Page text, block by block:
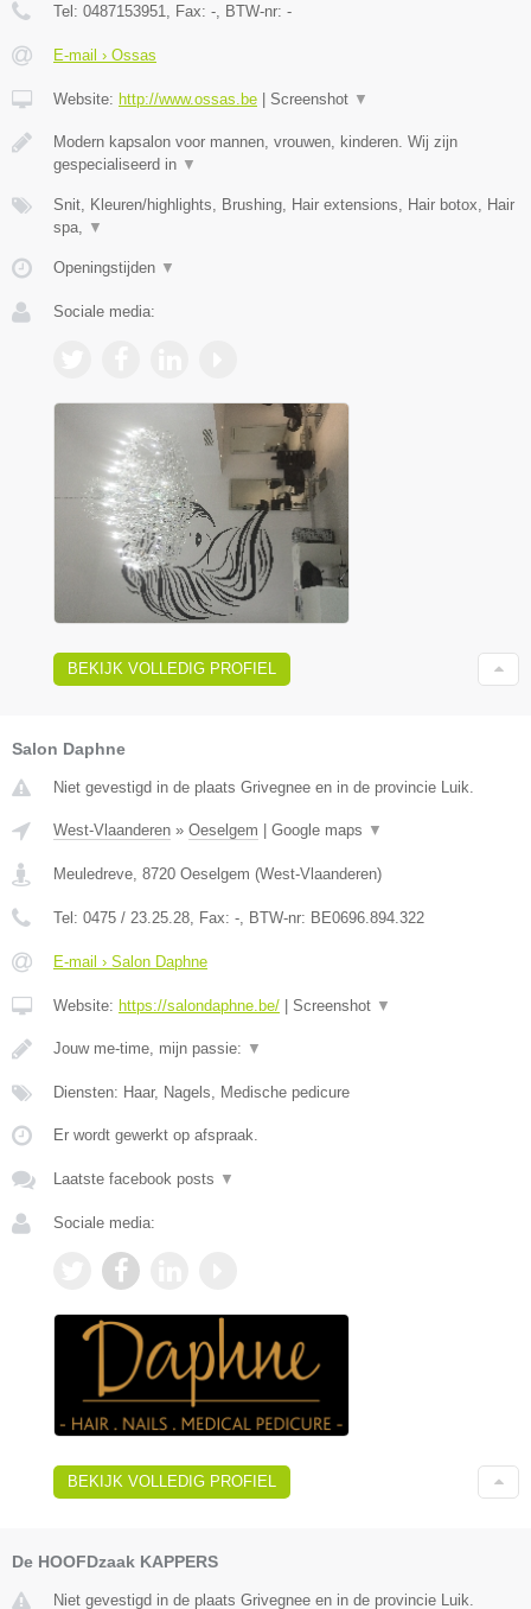
Tel: 0487153951 , Fax: - , BTW-nr: -
E-mail › Ossas
Website: http://www.ossas.be | Screenshot ▼
Modern kapsalon voor mannen, vrouwen, kinderen. Wij zijn
gespecialiseerd in ▼
Snit, Kleuren/highlights, Brushing, Hair extensions, Hair botox, Hair
spa,
▼
Openingstijden ▼
Sociale media:
BEKIJK VOLLEDIG PROFIEL
Salon Daphne
Niet gevestigd in de plaats Grivegnee en in de provincie Luik.
West-Vlaanderen » Oeselgem Google maps ▼
Meuledreve, 8720 Oeselgem (West-Vlaanderen)
Tel: 0475 / 23.25.28, Fax: -, BTW-nr: BE0696.894.322
E-mail › Salon Daphne
Website: https://salondaphne.be/ Screenshot ▼
Jouw me-time, mijn passie: ▼
Diensten: Haar, Nagels, Medische pedicure
Er wordt gewerkt op afspraak.
Laatste facebook posts ▼
Sociale media:
BEKIJK VOLLEDIG PROFIEL
De HOOFDzaak KAPPERS
Niet gevestigd in de plaats Grivegnee en in de provincie Luik.